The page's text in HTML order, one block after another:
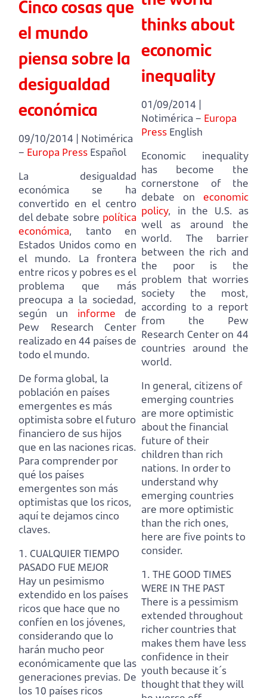
Cinco cosas que
el mundo
piensa sobre la
desigualdad
económica
09/10/2014 | Notimérica
– Europa Press Español
La desigualdad
económica se ha
convertido en el centro
del debate sobre política
económica, tanto en
Estados Unidos como en
el mundo.
La frontera
entre ricos y pobres es el
problema que más
preocupa a la sociedad,
según un informe de
Pew Research Center
realizado en 44 países de
todo el mundo.
De forma global, la
población en países
emergentes es más
optimista sobre el futuro
financiero de sus hijos
que en las naciones ricas.
Para comprender por
qué los países
emergentes son más
optimistas que los ricos,
aquí te dejamos cinco
claves.
1. CUALQUIER TIEMPO
PASADO FUE MEJOR
Hay un pesimismo
extendido en los países
ricos que hace que no
confíen en los jóvenes,
considerando que lo
harán mucho peor
económicamente que las
generaciones previas. De
los 10 países ricos
thinks about
economic
inequality
01/09/2014 |
Notimérica – Europa
Press English
Economic inequality
has become the
cornerstone of the
debate on economic
policy, in the U.S. as
well as around the
world.
The barrier
between the rich and
the poor is the
problem that worries
society the most,
according to a report
from the Pew
Research Center on 44
countries around the
world.
In general, citizens of
emerging countries
are more optimistic
about the financial
future of their
children than rich
nations. In order to
understand why
emerging countries
are more optimistic
than the rich ones,
here are five points to
consider.
1. THE GOOD TIMES
WERE IN THE PAST
There is a pessimism
extended throughout
richer countries that
makes them have less
confidence in their
youth because it´s
thought that they will